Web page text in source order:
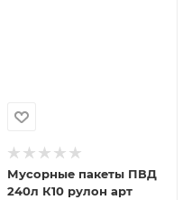
Мусорные пакеты ПВД
240л К10 рулон арт